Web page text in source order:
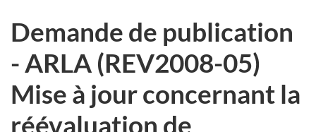
D
e
m
a
Demande de publication
- ARLA (REV2008-05)
Mise à jour concernant la
réévaluation de